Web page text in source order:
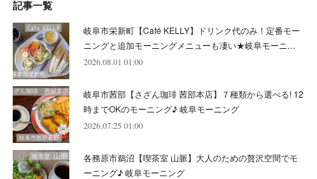
(5
(7)
(10
( 6)
(10)
(6
(5)
(6)
(8)
(7
(9)
(4)
(6)
(7
(11)
(7)
(9)
(2)
(7
(7)
(5)
(1)
(8)
(4)
(4)
(5)
(4)
(4)
(10)
(7)
(8)
(7)
(6)
(5)
(5)
(8)
(8)
(8)
(9)
(10)
(10)
(12)
(16)
(9)
記事一覧
岐阜市栄新町【Café KELLY】ドリンク代のみ！定番モー
ニングと追加モーニングメニューも凄い★岐阜モーニ…
2026.08.01 01:00
岐阜市茜部【さざん珈琲 茜部本店】７種類から選べる! 12
時までOKのモーニング♪ 岐阜モーニング
2026.07.25 01:00
各務原市鵜沼【喫茶室 山脈】大人のための贅沢空間でモ
ーニング♪ 岐阜モーニング